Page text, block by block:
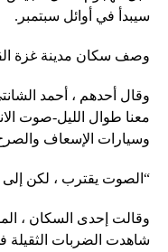
سيبدأ في أوائل سبتمبر.
وصف سكان مدينة غزة
وقال أحدهم ، أحمد
معنا طوال الليل-صوت
وسيارات الإسعاف
“الصوت يقترب ، لكن إلى
شاهدت الضربات الثقيلة